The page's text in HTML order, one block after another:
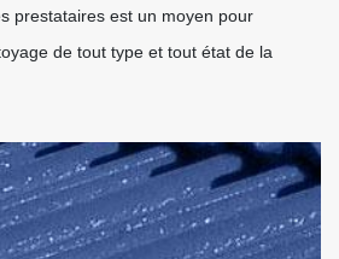
prestataires est un moyen pour
de tout type et tout état de la